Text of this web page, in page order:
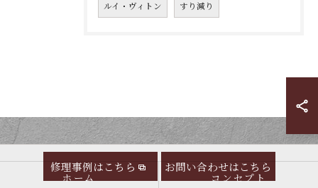
ルイ・ヴィトン すり減り
修理事例はこちら お問い合わせはこちら
ホーム コンセプト